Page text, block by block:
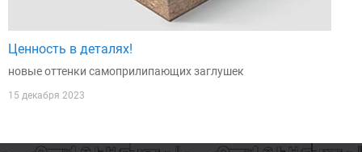
Ценность в деталях!
новые оттенки самоприлипающих заглушек
15 декабря 2023